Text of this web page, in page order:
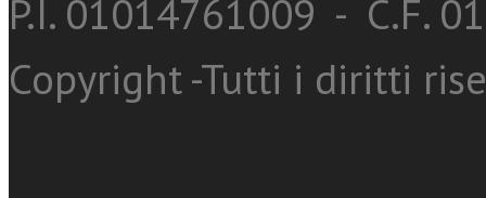
P.I. 01014761009 - C.F.
Copyright -Tutti i diritti